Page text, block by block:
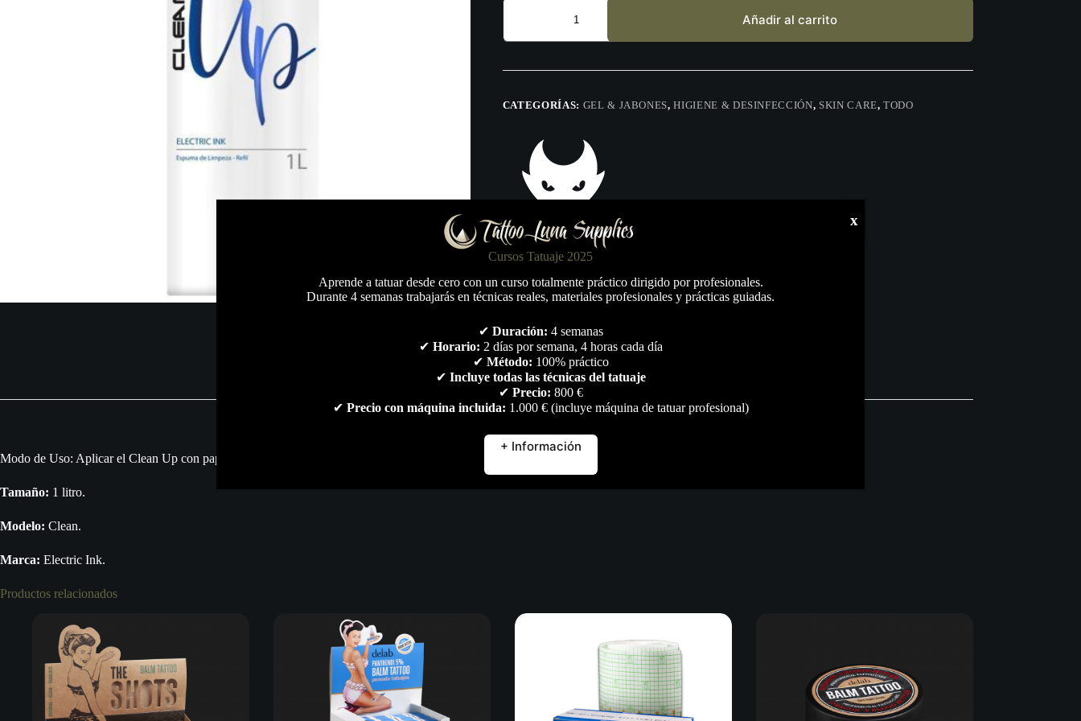
Tattoo
Refill
1L
Añadir al carrito
CATEGORÍAS: GEL & JABONES,HIGIENE & DESINFECCIÓN, SKIN CARE,TODO
Marca Valoraciones (0)
Modo de Uso: Aplicar el Clean Up con papel absorbente desechable o directamente en la piel y esparcir bien la espuma. Limpiar por completo toda la zona deseada.
Tamaño: 1 litro.
Modelo: Clean.
Marca: Electric Ink.
Productos relacionados
Cursos Tatuaje 2025
Aprende a tatuar desde cero con un curso totalmente práctico dirigido por profesionales.
Durante 4 semanas trabajarás en técnicas reales, materiales profesionales y prácticas guiadas.
✔ Duración: 4 semanas
✔ Horario: 2 días por semana, 4 horas cada día
✔ Método: 100% práctico
✔ Incluye todas las técnicas del tatuaje
✔ Precio: 800 €
✔ Precio con máquina incluida: 1.000 € (incluye máquina de tatuar profesional)
+ Información
x